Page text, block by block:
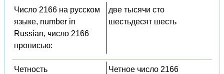
Число 2166 на русском
языке, number in
Russian, число 2166
прописью:
две тысячи сто
шестьдесят шесть
Четность Четное число 2166